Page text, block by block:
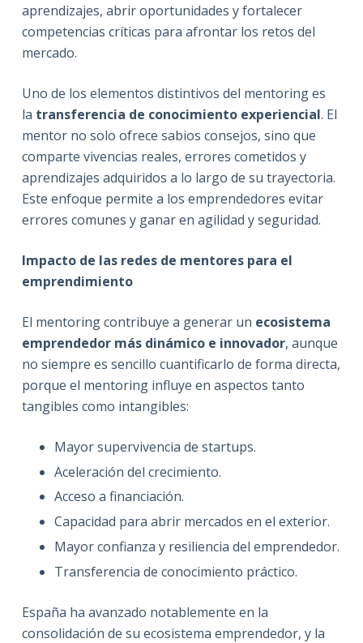
aprendizajes, abrir oportunidades y fortalecer
competencias críticas para afrontar los retos del
mercado.
Uno de los elementos distintivos del mentoring es
la transferencia de conocimiento experiencial. El
mentor no solo ofrece sabios consejos, sino que
comparte vivencias reales, errores cometidos y
aprendizajes adquiridos a lo largo de su trayectoria.
Este enfoque permite a los emprendedores evitar
errores comunes y ganar en agilidad y seguridad.
Impacto de las redes de mentores para el
emprendimiento
El mentoring contribuye a generar un ecosistema
emprendedor más dinámico e innovador, aunque
no siempre es sencillo cuantificarlo de forma directa,
porque el mentoring influye en aspectos tanto
tangibles como intangibles:
Mayor supervivencia de startups.
Aceleración del crecimiento.
Acceso a financiación.
Capacidad para abrir mercados en el exterior.
Mayor confianza y resiliencia del emprendedor.
Transferencia de conocimiento práctico.
España ha avanzado notablemente en la
consolidación de su ecosistema emprendedor, y la